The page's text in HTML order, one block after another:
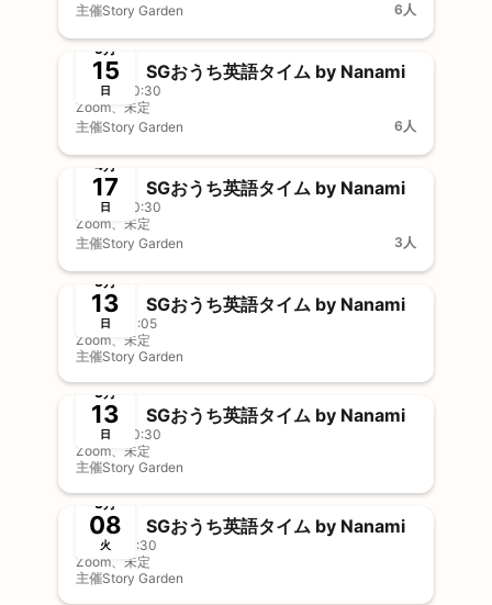
主催Story Garden 6人
終了
5月
15
日
SGおうち英語タイム by Nanami
10:00 - 10:30
Zoom、未定
主催Story Garden 6人
終了
4月
17
日
SGおうち英語タイム by Nanami
10:00 - 10:30
Zoom、未定
主催Story Garden 3人
終了
3月
13
日
SGおうち英語タイム by Nanami
10:35 - 11:05
Zoom、未定
主催Story Garden
終了
3月
13
日
SGおうち英語タイム by Nanami
10:00 - 10:30
Zoom、未定
主催Story Garden
終了
3月
08
火
SGおうち英語タイム by Nanami
11:00 - 11:30
Zoom、未定
主催Story Garden
終了